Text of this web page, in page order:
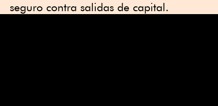
seguro contra salidas de capital.